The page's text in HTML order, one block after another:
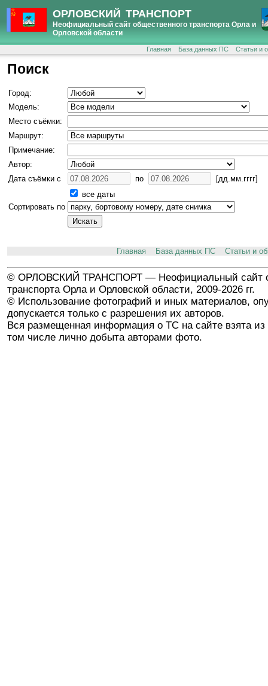
ОРЛОВСКИЙ ТРАНСПОРТ
Неофициальный сайт общественного транспорта Орла и
Орловской области
Главная База данных ПС Статьи и
Поиск
Город:
Модель:
Место съёмки:
Маршрут:
Примечание:
Автор:
Дата съёмки с
по
[дд.мм.гггг]
все даты
Сортировать по
Главная База данных ПС Статьи и
© ОРЛОВСКИЙ ТРАНСПОРТ — Неофициальный сайт
транспорта Орла и Орловской области, 2009-2026 гг.
© Использование фотографий и иных материалов,
допускается только с разрешения их авторов.
Вся размещенная информация о ТС на сайте взята из
том числе лично добыта авторами фото.